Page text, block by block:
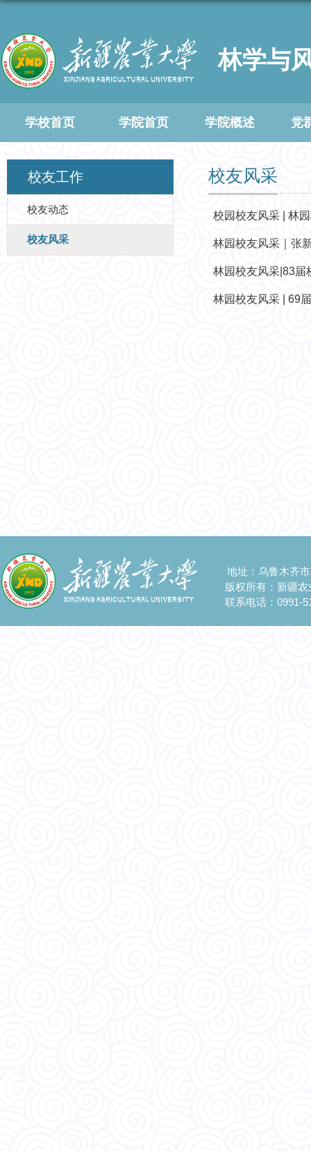
林学与
学校首页 学院首页 学院概述 党
校友工作
校友动态
校友风采
校友风采
校园校友风采 | 林
林园校友风采｜张
林园校友风采|83届
林园校友风采 | 69
地址：乌鲁木齐
版权所有：新疆
联系电话：0991-